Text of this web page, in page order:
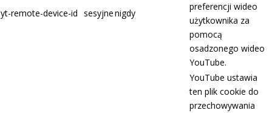
yt-remote-device-id sesyjnenigdy
preferencji wideo
użytkownika za
pomocą
osadzonego wideo
YouTube.
YouTube ustawia
ten plik cookie do
przechowywania